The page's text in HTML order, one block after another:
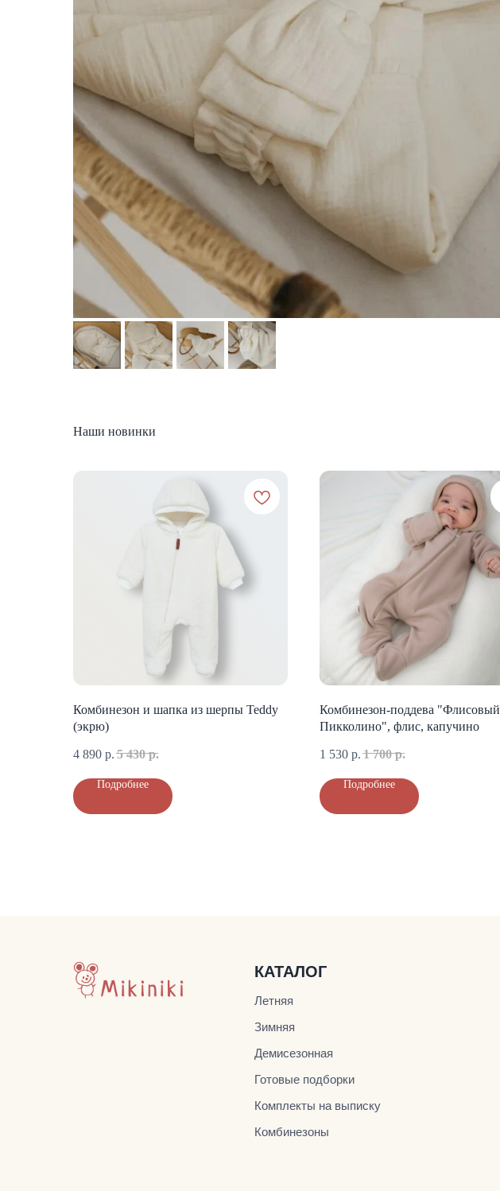
Наши новинки
Комбинезон и шапка из шерпы Teddy
(экрю)
4 890 р. 5 430 р.
Подробнее
Комбинезон-поддева "Флисовый
Пикколино", флис, капучино
1 530 р. 1 700 р.
Подробнее
Летняя
Зимняя
Демисезонная
Готовые подборки
Комплекты на выписку
Комбинезоны
КАТАЛОГ